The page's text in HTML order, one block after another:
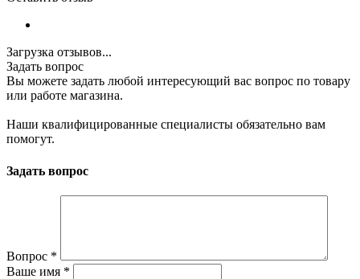
Загрузка отзывов...
Задать вопрос
Вы можете задать любой интересующий вас вопрос по товару
или работе магазина.
Наши квалифицированные специалисты обязательно вам
помогут.
Задать вопрос
Вопрос *
Ваше имя *